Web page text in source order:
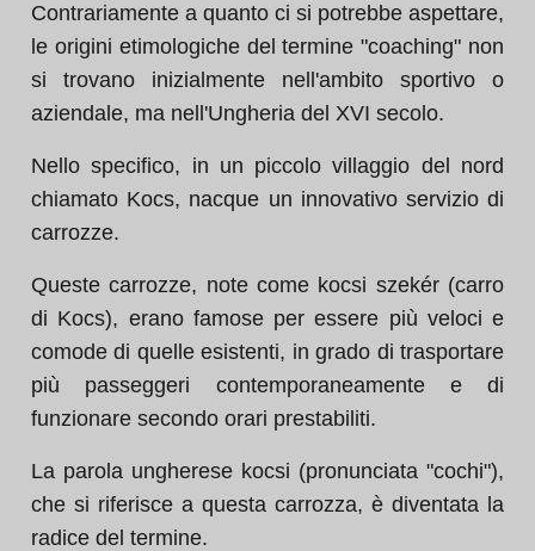
Contrariamente a quanto ci si potrebbe aspettare,
le origini etimologiche del termine "coaching" non
si trovano inizialmente nell'ambito sportivo o
aziendale, ma nell'Ungheria del XVI secolo.
Nello specifico, in un piccolo villaggio del nord
chiamato Kocs, nacque un innovativo servizio di
carrozze.
Queste carrozze, note come kocsi szekér (carro
di Kocs), erano famose per essere più veloci e
comode di quelle esistenti, in grado di trasportare
più passeggeri contemporaneamente e di
funzionare secondo orari prestabiliti.
La parola ungherese kocsi (pronunciata "cochi"),
che si riferisce a questa carrozza, è diventata la
radice del termine.